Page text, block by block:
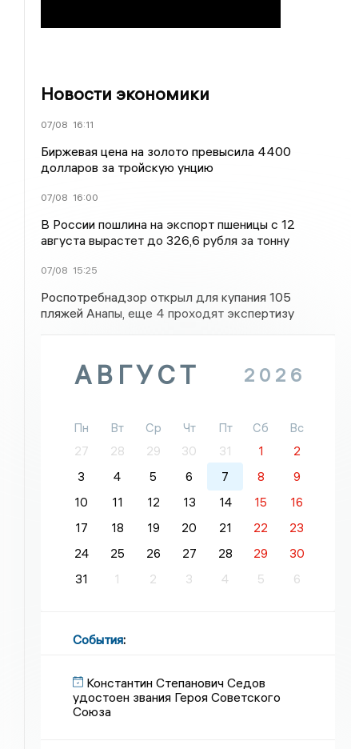
Новости экономики
07/08 16:11
Биржевая цена на золото превысила 4400
долларов за тройскую унцию
07/08 16:00
В России пошлина на экспорт пшеницы с 12
августа вырастет до 326,6 рубля за тонну
07/08 15:25
Роспотребнадзор открыл для купания 105
пляжей Анапы, еще 4 проходят экспертизу
АВГУСТ 2026
Пн Вт Ср Чт Пт Сб
Вс
27
28 29 30 31 1
2
3
4 5 6 7 8
9
10
11 12 13 14 15
16
17
18 19 20 21 22
23
24
25 26 27 28 29
30
31
1 2 3 4 5 6
События:
Константин Степанович Седов
удостоен звания Героя Советского
Союза